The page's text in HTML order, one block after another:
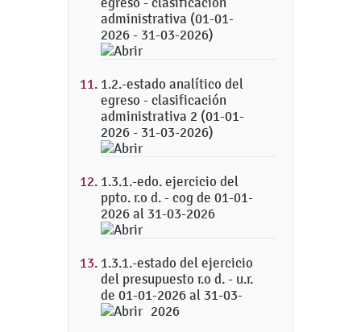
administrativa (01-01-
2026 - 31-03-2026)
1.2.-estado analítico del
egreso - clasificación
administrativa 2 (01-01-
2026 - 31-03-2026)
1.3.1.-edo. ejercicio del
ppto. r.o d. - cog de 01-01-
2026 al 31-03-2026
1.3.1.-estado del ejercicio
del presupuesto r.o d. - u.r.
de 01-01-2026 al 31-03-
2026